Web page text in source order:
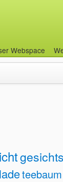
Webspace
teebaum